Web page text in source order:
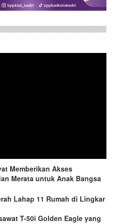
Memberikan Akses
Merata untuk Anak Bangsa
Lahap 11 Rumah di Lingkar
T-50i Golden Eagle yang